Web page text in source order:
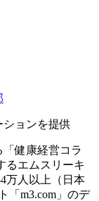
ョンを提供
健康経営コラ
るエムスリーキ
万人以上（日本
「m3.com」のデ